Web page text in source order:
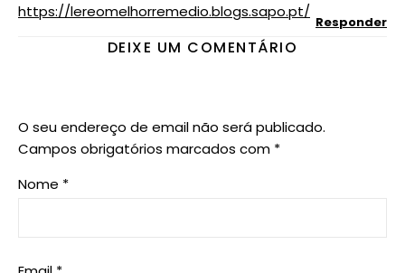
https://lereomelhorremedio.blogs.sapo.pt/
Responder
DEIXE UM COMENTÁRIO
O seu endereço de email não será publicado.
Campos obrigatórios marcados com *
Nome *